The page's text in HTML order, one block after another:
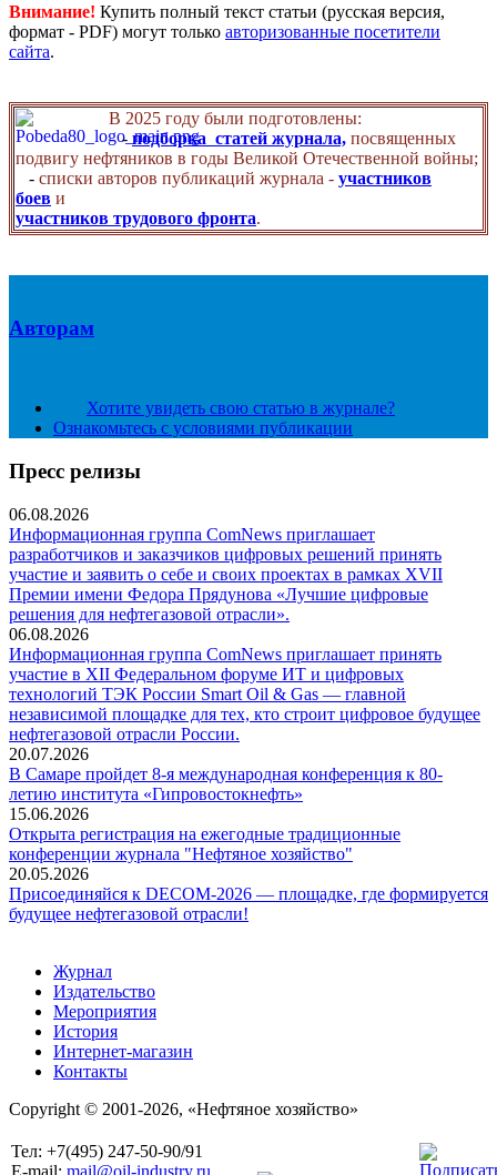
Внимание! Купить полный текст статьи (русская версия,
формат - PDF) могут только авторизованные посетители
сайта.
В 2025 году были подготовлены:
- подборка статей журнала, посвященных
подвигу нефтяников в годы Великой Отечественной войны;
- списки авторов публикаций журнала - участников
боев и
участников трудового фронта.
Авторам
Хотите увидеть свою статью в журнале?
Ознакомьтесь с условиями публикации
Пресс релизы
06.08.2026
Информационная группа ComNews приглашает
разработчиков и заказчиков цифровых решений принять
участие и заявить о себе и своих проектах в рамках XVII
Премии имени Федора Прядунова «Лучшие цифровые
решения для нефтегазовой отрасли».
06.08.2026
Информационная группа ComNews приглашает принять
участие в XII Федеральном форуме ИТ и цифровых
технологий ТЭК России Smart Oil & Gas — главной
независимой площадке для тех, кто строит цифровое будущее
нефтегазовой отрасли России.
20.07.2026
В Самаре пройдет 8-я международная конференция к 80-
летию института «Гипровостокнефть»
15.06.2026
Открыта регистрация на ежегодные традиционные
конференции журнала "Нефтяное хозяйство"
20.05.2026
Присоединяйся к DECOM-2026 — площадке, где формируется
будущее нефтегазовой отрасли!
Журнал
Издательство
Мероприятия
История
Интернет-магазин
Контакты
Copyright © 2001-2026, «Нефтяное хозяйство»
Тел: +7(495) 247-50-90/91
E-mail: mail@oil-industry.ru